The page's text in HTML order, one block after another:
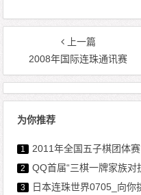
上一篇
2008年国际连珠通讯赛
为你推荐
1 2011年全国五子棋团体
2 QQ首届“三棋一牌家族对
3 日本连珠世界0705_向你